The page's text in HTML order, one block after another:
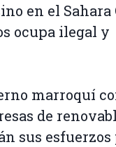
en el
ocupa ilegal y
marroquí
de
sus esfuerzos